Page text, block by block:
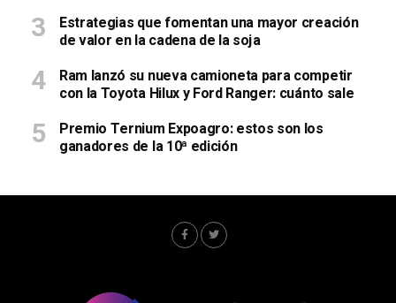
Estrategias que fomentan una mayor creación
de valor en la cadena de la soja
Ram lanzó su nueva camioneta para competir
con la Toyota Hilux y Ford Ranger: cuánto sale
Premio Ternium Expoagro: estos son los
ganadores de la 10ª edición